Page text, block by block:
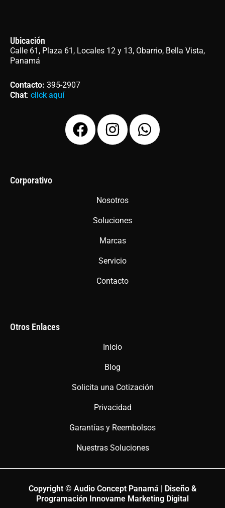
Ubicación
Calle 61, Plaza 61, Locales 12 y 13, Obarrio, Bella Vista,
Panamá
Contacto: 395-2907
Chat: click aquí
F
a
I
n
g
a
m
W
h
Corporativo
Nosotros
Soluciones
Marcas
Servicio
Contacto
Otros Enlaces
Inicio
Blog
Solicita una Cotización
Privacidad
Garantías y Reembolsos
Nuestras Soluciones
Copyright © Audio Concept Panamá | Diseño &
Programación Innovame Marketing Digital